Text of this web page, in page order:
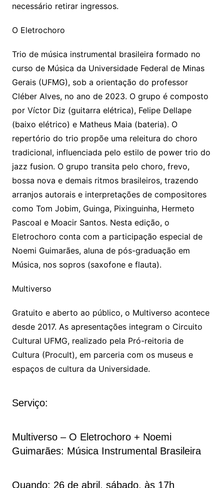
necessário retirar ingressos.
O Eletrochoro
Trio de música instrumental brasileira formado no
curso de Música da Universidade Federal de Minas
Gerais (UFMG), sob a orientação do professor
Cléber Alves, no ano de 2023. O grupo é composto
por Víctor Diz (guitarra elétrica), Felipe Dellape
(baixo elétrico) e Matheus Maia (bateria). O
repertório do trio propõe uma releitura do choro
tradicional, influenciada pelo estilo de power trio do
jazz fusion. O grupo transita pelo choro, frevo,
bossa nova e demais ritmos brasileiros, trazendo
arranjos autorais e interpretações de compositores
como Tom Jobim, Guinga, Pixinguinha, Hermeto
Pascoal e Moacir Santos. Nesta edição, o
Eletrochoro conta com a participação especial de
Noemi Guimarães, aluna de pós-graduação em
Música, nos sopros (saxofone e flauta).
Multiverso
Gratuito e aberto ao público, o Multiverso acontece
desde 2017. As apresentações integram o Circuito
Cultural UFMG, realizado pela Pró-reitoria de
Cultura (Procult), em parceria com os museus e
espaços de cultura da Universidade.
Serviço:
Multiverso – O Eletrochoro + Noemi
Guimarães: Música Instrumental Brasileira
Quando: 26 de abril, sábado, às 17h